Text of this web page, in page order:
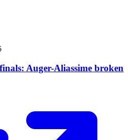
Auger-Aliassime broken